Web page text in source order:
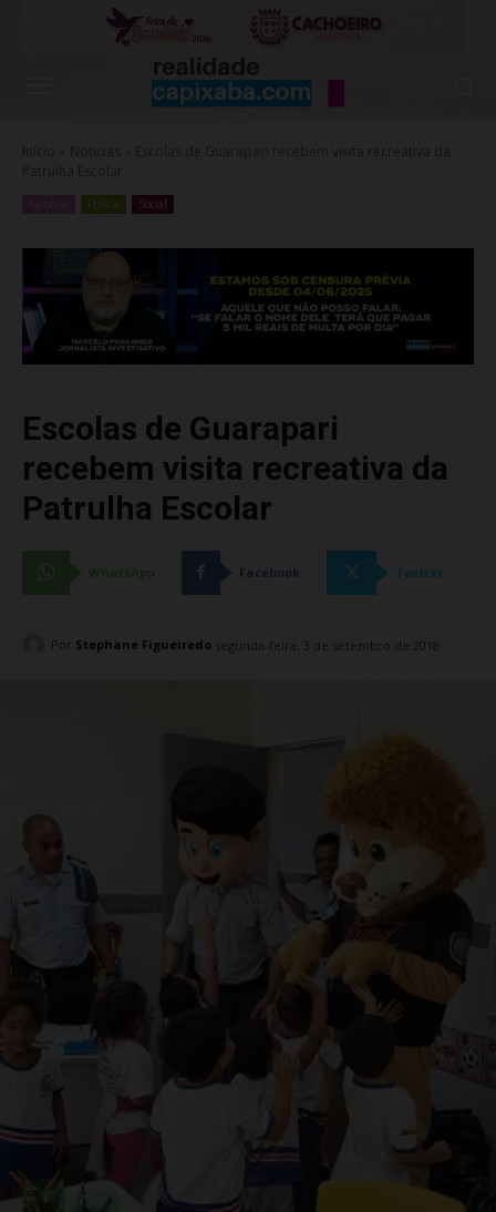
Polícia Social
Escolas de Guarapari
recebem visita recreativa da
Patrulha Escolar
Facebook Twitter
Por Stephane Figueiredo segunda-feira, 3 de setembro de 2018